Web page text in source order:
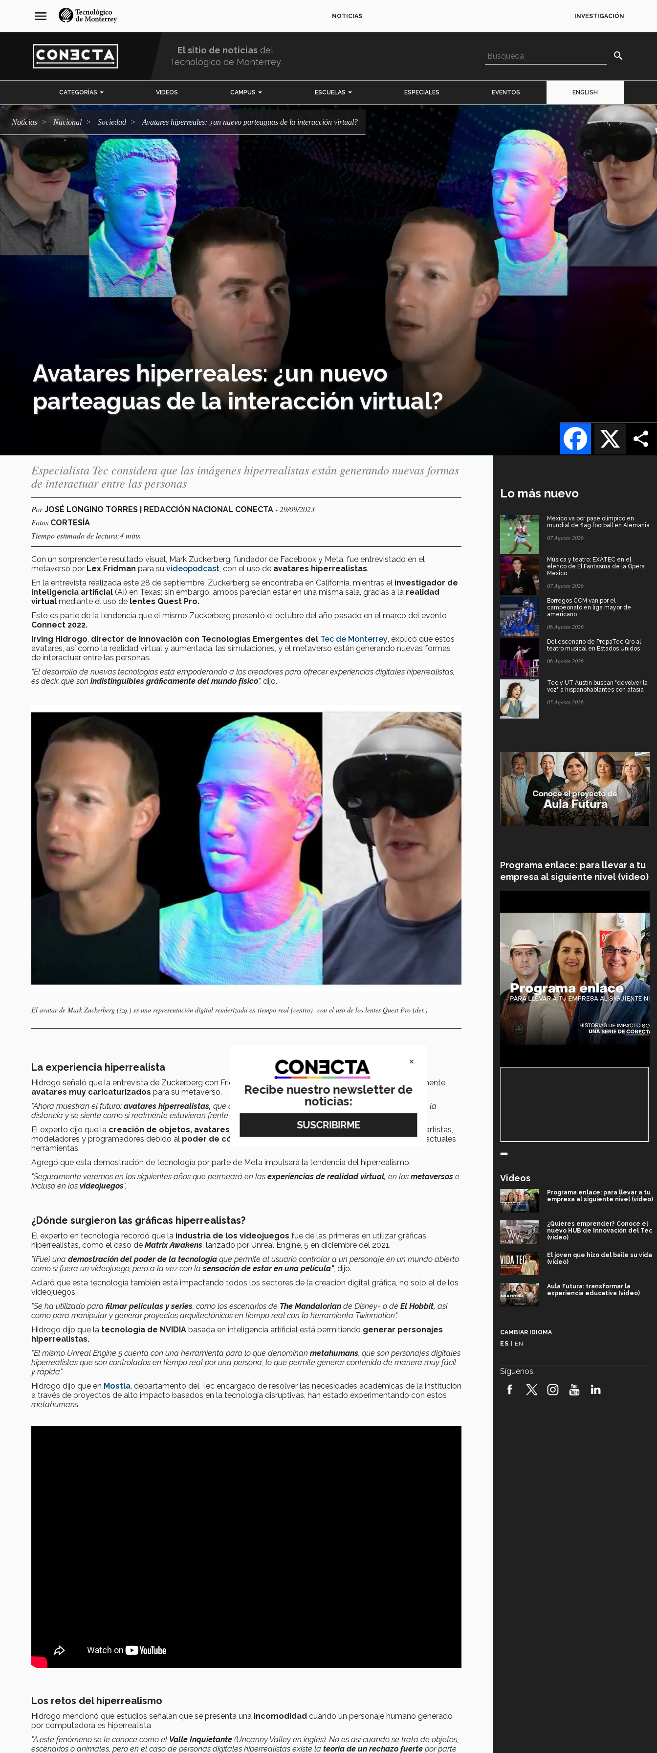
navegación
principal
menu NOTICIAS INVESTIGACIÓN
El sitio de noticias del
Tecnológico de Monterrey
search
CATEGORÍAS VIDEOS CAMPUS ESCUELAS ESPECIALES EVENTOS ENGLISH
Noticias Nacional sociedad Avatares hiperreales: ¿un nuevo parteaguas de la interacción virtual?
Avatares hiperreales: ¿un nuevo
parteaguas de la interacción virtual?
X
Facebook
Especialista Tec considera que las imágenes hiperrealistas están generando nuevas formas
de interactuar entre las personas
PorJOSÉ LONGINO TORRES | REDACCIÓN NACIONAL CONECTA - 29/09/2023
Fotos CORTESÍA
Tiempo estimado de lectura:4 mins
Con un sorprendente resultado visual, Mark Zuckerberg, fundador de Facebook y Meta, fue entrevistado en el
metaverso por Lex Fridman para su videopodcast , con el uso de avatares hiperrealistas.
En la entrevista realizada este 28 de septiembre, Zuckerberg se encontraba en California, mientras el investigador de
inteligencia artificial (AI) en Texas; sin embargo, ambos parecían estar en una misma sala, gracias a la realidad
virtual mediante el uso de lentes Quest Pro.
Esto es parte de la tendencia que el mismo Zuckerberg presentó el octubre del año pasado en el marco del evento
Connect 2022.
Irving Hidrogo director de Innovación con Tecnologías Emergentes del Tec de Monterrey , explicó que estos
avatares, así como la realidad virtual y aumentada, las simulaciones, y el metaverso están generando nuevas formas
de interactuar entre las personas.
“El desarrollo de nuevas tecnologías está empoderando a los creadores para ofrecer experiencias digitales hiperrealistas,
es decir, que son indistinguibles gráficamente del mundo físico”, dijo.
El avatar de Mark Zuckerberg (izq.) es una representación digital renderizada en tiempo real (centro) con el uso de los lentes Quest Pro (der.)
La experiencia hiperrealista
Hidrogo señaló que la entrevista de Zuckerberg con Fridman sorprendió, ya que Meta había mostrado previamente
avatares muy caricaturizados para su metaverso.
"Ahora muestran el futuro: avatares hiperrealistas, que a decir de Fridman, le hacen olvidar que se encuentran a la
distancia y se siente como si realmente estuvieran frente a frente".
El experto dijo que la creación de objetos, avatares y escenarios realistasrepresentan un reto para los artistas,
modeladores y programadores debido al poder de cómputo excesivoque requiere su generación con las actuales
herramientas.
Agregó que esta demostración de tecnología por parte de Meta impulsará la tendencia del hiperrealismo.
"Seguramente veremos en los siguientes años que permeará en las experiencias de realidad virtual, en los metaversos e
incluso en los videojuegos".
¿Dónde surgieron las gráficas hiperrealistas?
El experto en tecnología recordó que la industria de los videojuegos fue de las primeras en utilizar gráficas
hiperrealistas, como el caso de Matrix Awakens, lanzado por Unreal Engine, 5 en diciembre del 2021.
"(Fue) una demostración del poder de la tecnología que permite al usuario controlar a un personaje en un mundo abierto
como si fuera un videojuego, pero a la vez con lasensación de estar en una película", dijo.
Aclaró que esta tecnología también está impactando todos los sectores de la creación digital gráfica, no solo el de los
videojuegos.
"Se ha utilizado para filmar películas y series, como los escenarios de The Mandalorian de Disney+ o de El Hobbit, así
como para manipular y generar proyectos arquitectónicos en tiempo real con la herramienta Twinmotion".
Hidrogo dijo que la tecnología de NVIDIA basada en inteligencia artificial está permitiendo generar personajes
hiperrealistas.
"El mismo Unreal Engine 5 cuenta con una herramienta para lo que denominan metahumans, que son personajes digitales
hiperrealistas que son controlados en tiempo real por una persona, lo que permite generar contenido de manera muy fácil
y rápida".
Hidrogo dijo que en Mostla, departamento del Tec encargado de resolver las necesidades académicas de la institución
a través de proyectos de alto impacto basados en la tecnología disruptivas, han estado experimentando con estos
metahumans.
Los retos del hiperrealismo
Hidrogo mencionó que estudios señalan que se presenta una incomodidad cuando un personaje humano generado
por computadora es hiperrealista
"A este fenómeno se le conoce como el Valle Inquietante (Uncanny Valley en inglés). No es así cuando se trata de objetos,
escenarios o animales, pero en el caso de personas digitales hiperrealistas existe la teoría de un rechazo fuerte por parte
Lo más nuevo
México va por pase olímpico en
mundial de flag football en Alemania
07 Agosto 2026
Música y teatro: EXATEC en el
elenco de El Fantasma de la Ópera
Mexico
07 Agosto 2026
Borregos CCM van por el
campeonato en liga mayor de
americano
06 Agosto 2026
Del escenario de PrepaTec Qro al
teatro musical en Estados Unidos
06 Agosto 2026
Tec y UT Austin buscan "devolver la
voz" a hispanohablantes con afasia
05 Agosto 2026
Programa enlace: para llevar a tu
empresa al siguiente nivel (video)
Videos
Programa enlace: para llevar a tu
empresa al siguiente nivel (video)
¿Quieres emprender? Conoce el
nuevo HUB de Innovación del Tec
(video)
El joven que hizo del baile su vida
(video)
Aula Futura: transformar la
experiencia educativa (video)
robótica FIRST 2026! (video)
CAMBIAR IDIOMA
ES | EN
Síguenos
×
Recibe nuestro newsletter de
noticias: